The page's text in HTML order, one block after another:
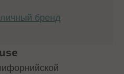
бренд